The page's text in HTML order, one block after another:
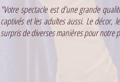
"Votre spectacle est d’une grande
captivés et les adultes aussi. Le décor,
surpris de diverses manières pour notre